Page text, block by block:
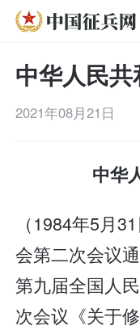
中华人民
2021年08月21日
中华
（1984年5月
会第二次会议
第九届全国人
次会议《关于